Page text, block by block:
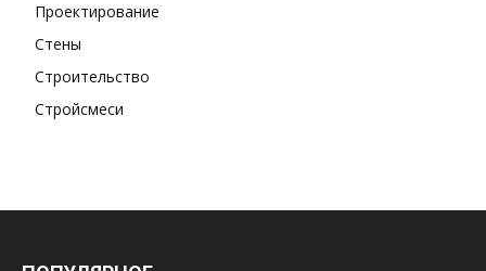
Проектирование
Стены
Строительство
Стройсмеси